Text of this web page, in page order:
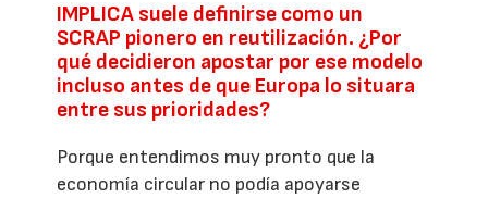
IMPLICA suele definirse como un
SCRAP pionero en reutilización. ¿Por
qué decidieron apostar por ese modelo
incluso antes de que Europa lo situara
entre sus prioridades?
Porque entendimos muy pronto que la
economía circular no podía apoyarse